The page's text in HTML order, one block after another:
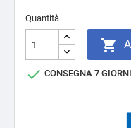
Quantità

 CONSEGNA 7 GIORNI